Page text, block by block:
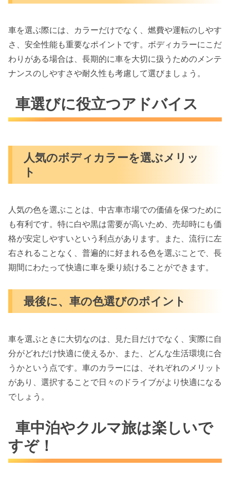
車を選ぶ際には、カラーだけでなく、燃費や運転のしやす
さ、安全性能も重要なポイントです。ボディカラーにこだ
わりがある場合は、長期的に車を大切に扱うためのメンテ
ナンスのしやすさや耐久性も考慮して選びましょう。
車選びに役立つアドバイス
人気のボディカラーを選ぶメリッ
ト
人気の色を選ぶことは、中古車市場での価値を保つために
も有利です。特に白や黒は需要が高いため、売却時にも価
格が安定しやすいという利点があります。また、流行に左
右されることなく、普遍的に好まれる色を選ぶことで、長
期間にわたって快適に車を乗り続けることができます。
最後に、車の色選びのポイント
車を選ぶときに大切なのは、見た目だけでなく、実際に自
分がどれだけ快適に使えるか、また、どんな生活環境に合
うかという点です。車のカラーには、それぞれのメリット
があり、選択することで日々のドライブがより快適になる
でしょう。
車中泊やクルマ旅は楽しいで
すぞ！